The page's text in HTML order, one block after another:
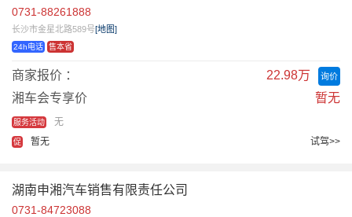
0731-88261888
长沙市金星北路589号[地图]
24h电话 售本省
商家报价 ： 询价
22.98万
湘车会专享价
暂无
服务活动 无
促 暂无 试驾>>
湖南申湘汽车销售有限责任公司
0731-84723088